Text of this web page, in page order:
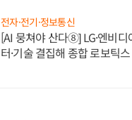
전자·전기·정보통신
[AI 뭉쳐야 산다⑧] LG·엔비디
터·기술 결집해 종합 로보틱